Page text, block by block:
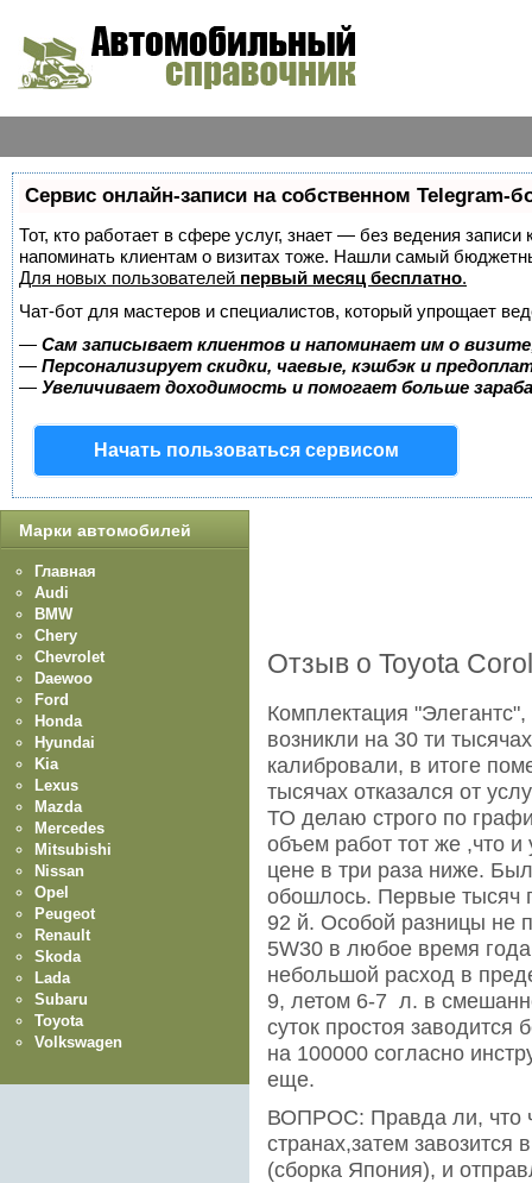
Сервис онлайн-записи на собственном Telegram-
Тот, кто работает в сфере услуг, знает — без ведения
напоминать клиентам о визитах тоже. Нашли самый
Для новых пользователей первый месяц бесплатно.
Чат-бот для мастеров и специалистов, который упрощает
— Сам записывает клиентов и напоминает им о
— Персонализирует скидки, чаевые, кэшбэк и
— Увеличивает доходимость и помогает больше
Начать пользоваться сервисом
Отзыв о Toyota
Комплектация
возникли на 30 ти
калибровали, в итоге
тысячах отказался от
ТО делаю строго по
объем работ тот же ,что
цене в три раза ниже.
обошлось. Первые тысяч
92 й. Особой разницы не
5W30 в любое время
небольшой расход в
9, летом 6-7 л. в
суток простоя
на 100000 согласно
ВОПРОС: Правда ли, что
странах,затем
(сборка Япония), и
Марки автомобилей
Главная
Audi
BMW
Chery
Chevrolet
Daewoo
Ford
Honda
Hyundai
Kia
Lexus
Mazda
Mercedes
Mitsubishi
Nissan
Opel
Peugeot
Renault
Skoda
Lada
Subaru
Toyota
Volkswagen